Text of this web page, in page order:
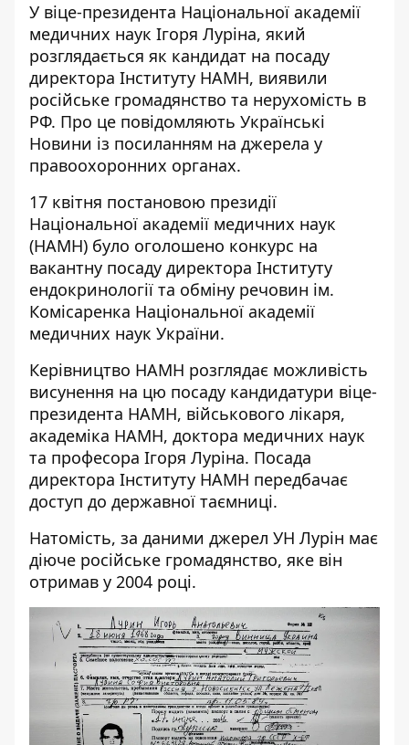
У віце-президента Національної академії
медичних наук Ігоря Луріна, який
розглядається як кандидат на посаду
директора Інституту НАМН, виявили
російське громадянство та нерухомість в
РФ. Про це повідомляють Українські
Новини із посиланням на джерела у
правоохоронних органах.
17 квітня постановою президії
Національної академії медичних наук
(НАМН) було оголошено конкурс на
вакантну посаду директора Інституту
ендокринології та обміну речовин ім.
Комісаренка Національної академії
медичних наук України.
Керівництво НАМН розглядає можливість
висунення на цю посаду кандидатури віце-
президента НАМН, військового лікаря,
академіка НАМН, доктора медичних наук
та професора Ігоря Луріна. Посада
директора Інституту НАМН передбачає
доступ до державної таємниці.
Натомість, за даними джерел УН Лурін має
діюче російське громадянство, яке він
отримав у 2004 році.